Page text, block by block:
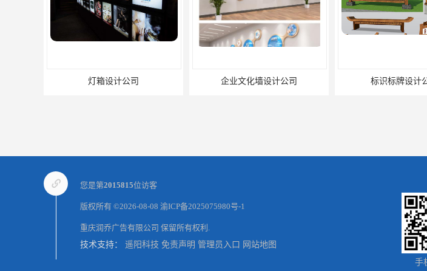
灯箱设计公司 企业文化墙设计公司 标识标牌设计
您是第2015815位访客
版权所有 ©2026-08-08 渝ICP备2025075980号-1
重庆润乔广告有限公司 保留所有权利.
技术支持： 遥阳科技 免责声明 管理员入口 网站地图
手